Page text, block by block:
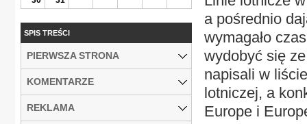
a pośrednio
wymagało
wydobyć się
napisali w
lotniczej, a
Europe i
SPIS TREŚCI
PIERWSZA STRONA
KOMENTARZE
REKLAMA